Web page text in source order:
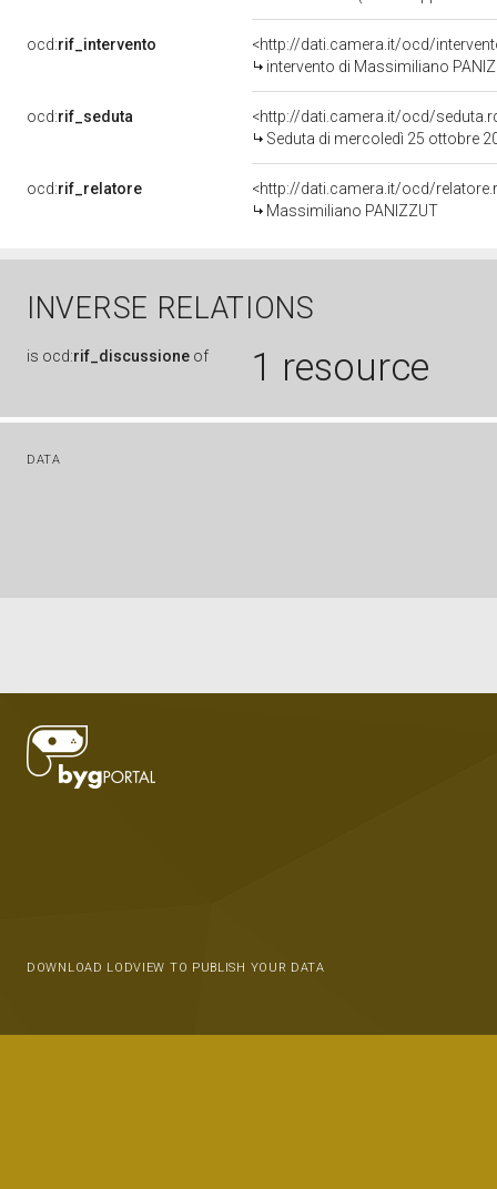
ocd:rif_intervento
<http://dati.camera.it/ocd/
intervento di Massimiliano
ocd:rif_seduta
<http://dati.camera.it/ocd/
Seduta di mercoledì 25 ottobre
ocd:rif_relatore
<http://dati.camera.it/ocd/
Massimiliano PANIZZUT
INVERSE RELATIONS
is ocd:rif_discussione of 1 resource
DATA
DOWNLOAD LODVIEW TO PUBLISH YOUR DATA